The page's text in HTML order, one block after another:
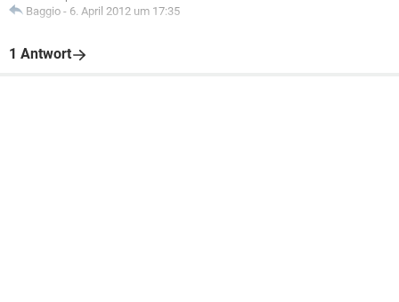
Baggio - 6. April 2012 um 17:35
1 Antwort